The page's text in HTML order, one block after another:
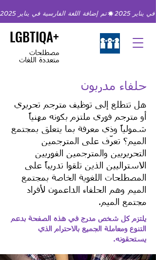
LGBTIQA+
مصطلحات
متعددة اللغات
تم إضافة اللغة الفارسية في يناير 2025
حلفاء مدربون
هل تتطلع إلى توظيف مترجم تحريري
أو مترجم فوري ملتزم بكونه مهنياً
شمولياً وذي معرفة بما يتعلق بمجتمع
الميم؟ تعرّف على المترجمين
التحريريين والمترجمين الفوريين
الاستراليين الذين تلقوا تدريباً على
المصطلحات اللغوية الخاصة بمجتمع
الميم وهم الحلفاء الداعمون لأفراد
مجتمع الميم.
يلتزم كل شخص مدرج في هذه الصفحة بدعم
التنوع ومعاملة الجميع بالاحترام الذي
يستحقونه.؜